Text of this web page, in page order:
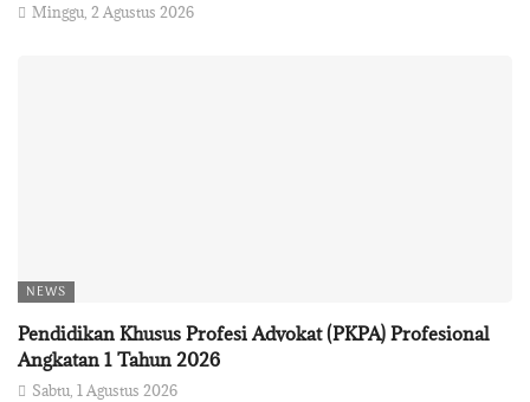
Minggu, 2 Agustus 2026
NEWS
Pendidikan Khusus Profesi Advokat (PKPA) Profesional
Angkatan 1 Tahun 2026
Sabtu, 1 Agustus 2026